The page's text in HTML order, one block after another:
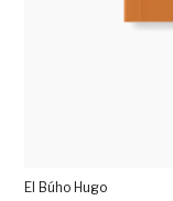
El Búho Hugo